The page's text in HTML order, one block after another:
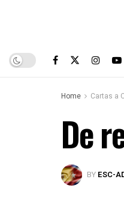
Home Cartas a
De
BY ESC-